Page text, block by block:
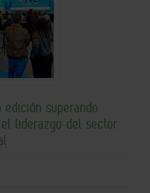
superando
liderazgo del sector